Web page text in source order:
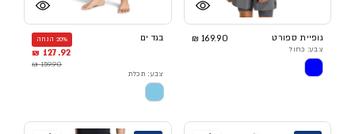
גופיית ספורט 169.90 ₪
צבע: כחול
בגד ים 20% הנחה
127.92 ₪
159.90 ₪
צבע: תכלת